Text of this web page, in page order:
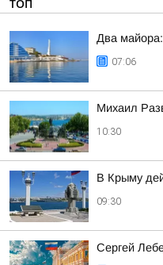
ТОП
Два майора:
07:06
Михаил
10:30
В Крыму
09:30
Сергей